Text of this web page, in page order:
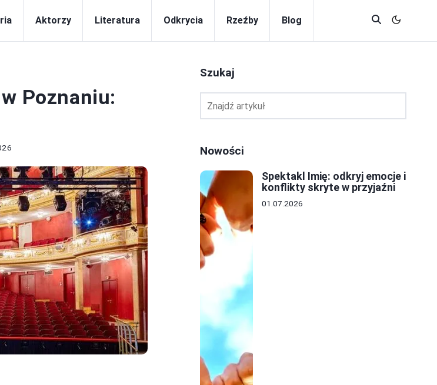
Aktorzy Literatura Odkrycia Rzeźby Blog
Poznaniu:
Szukaj
Nowości
Spektakl Imię: odkryj emocje i
konflikty skryte w przyjaźni
01.07.2026